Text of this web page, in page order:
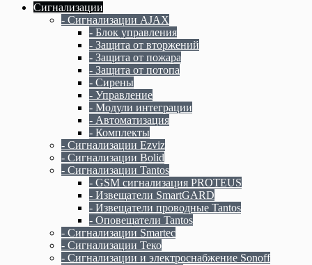
Сигнализации
- Сигнализации AJAX
- Блок управления
- Защита от вторжений
- Защита от пожара
- Защита от потопа
- Сирены
- Управление
- Модули интеграции
- Автоматизация
- Комплекты
- Сигнализации Ezviz
- Сигнализации Bolid
- Сигнализации Tantos
- GSM сигнализация PROTEUS
- Извещатели SmartGARD
- Извещатели проводные Tantos
- Оповещатели Tantos
- Сигнализации Smartec
- Сигнализации Теко
- Сигнализации и электроснабжение Sonoff